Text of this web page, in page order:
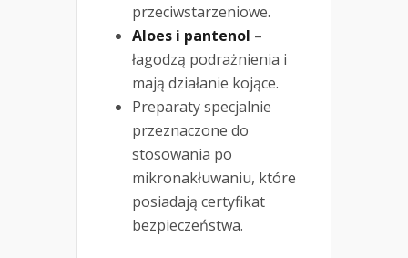
przeciwstarzeniowe.
Aloes i pantenol –
łagodzą podrażnienia i
mają działanie kojące.
Preparaty specjalnie
przeznaczone do
stosowania po
mikronakłuwaniu, które
posiadają certyfikat
bezpieczeństwa.